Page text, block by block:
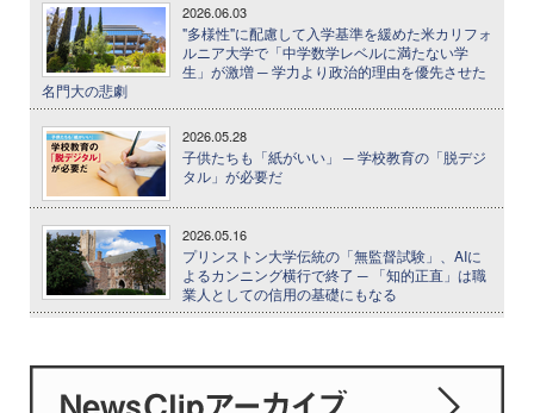
2026.06.03
"多様性"に配慮して入学基準を緩めた米カリフォ
ルニア大学で「中学数学レベルに満たない学
生」が激増 ─ 学力より政治的理由を優先させた
名門大の悲劇
2026.05.28
子供たちも「紙がいい」 ─ 学校教育の「脱デジ
タル」が必要だ
2026.05.16
プリンストン大学伝統の「無監督試験」、AIに
よるカンニング横行で終了 ─ 「知的正直」は職
業人としての信用の基礎にもなる